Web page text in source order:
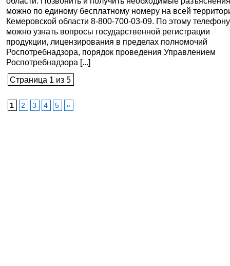
можно по единому бесплатному номеру на всей
Кемеровской области 8-800-700-03-09. По этому телефону
можно узнать вопросы государственной регистрации
продукции, лицензирования в пределах полномочий
Роспотребнадзора, порядок проведения Управлением
Роспотребнадзора [...]
Страница 1 из 5
1 2 3 4 5 »